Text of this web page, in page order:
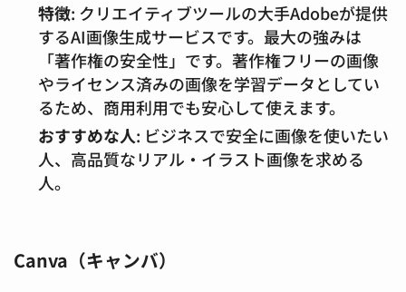
特徴: クリエイティブツールの大手Adobeが提供
するAI画像生成サービスです。最大の強みは
「著作権の安全性」です。著作権フリーの画像
やライセンス済みの画像を学習データとしてい
るため、商用利用でも安心して使えます。
おすすめな人: ビジネスで安全に画像を使いたい
人、高品質なリアル・イラスト画像を求める
人。
Canva（キャンバ）